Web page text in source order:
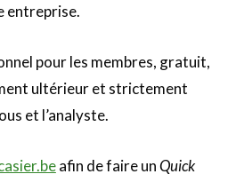
entreprise.
pour les membres, gratuit,
ultérieur et strictement
et l’analyste.
afin de faire unQuick